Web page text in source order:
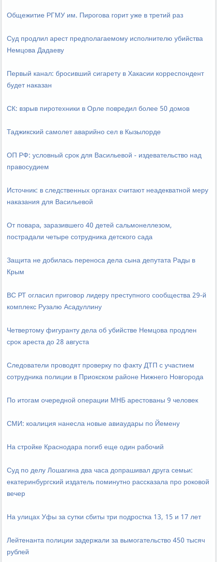
Общежитие РГМУ им. Пирогова горит уже в третий раз
Суд продлил арест предполагаемому исполнителю убийства
Немцова Дадаеву
Первый канал: бросивший сигарету в Хакасии корреспондент
будет наказан
СК: взрыв пиротехники в Орле повредил более 50 домов
Таджикский самолет аварийно сел в Кызылорде
ОП РФ: условный срок для Васильевой - издевательство над
правосудием
Источник: в следственных органах считают неадекватной меру
наказания для Васильевой
От повара, заразившего 40 детей сальмонеллезом,
пострадали четыре сотрудника детского сада
Защита не добилась переноса дела сына депутата Рады в
Крым
ВС РТ огласил приговор лидеру преступного сообщества 29-й
комплекс Рузалю Асадуллину
Четвертому фигуранту дела об убийстве Немцова продлен
срок ареста до 28 августа
Следователи проводят проверку по факту ДТП с участием
сотрудника полиции в Приокском районе Нижнего Новгорода
По итогам очередной операции МНБ арестованы 9 человек
СМИ: коалиция нанесла новые авиаудары по Йемену
На стройке Краснодара погиб еще один рабочий
Суд по делу Лошагина два часа допрашивал друга семьи:
екатеринбургский издатель поминутно рассказала про роковой
вечер
На улицах Уфы за сутки сбиты три подростка 13, 15 и 17 лет
Лейтенанта полиции задержали за вымогательство 450 тысяч
рублей